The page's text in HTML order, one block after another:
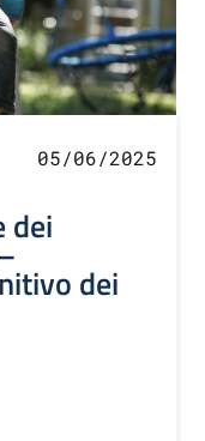
05/06/2025
dei
dei